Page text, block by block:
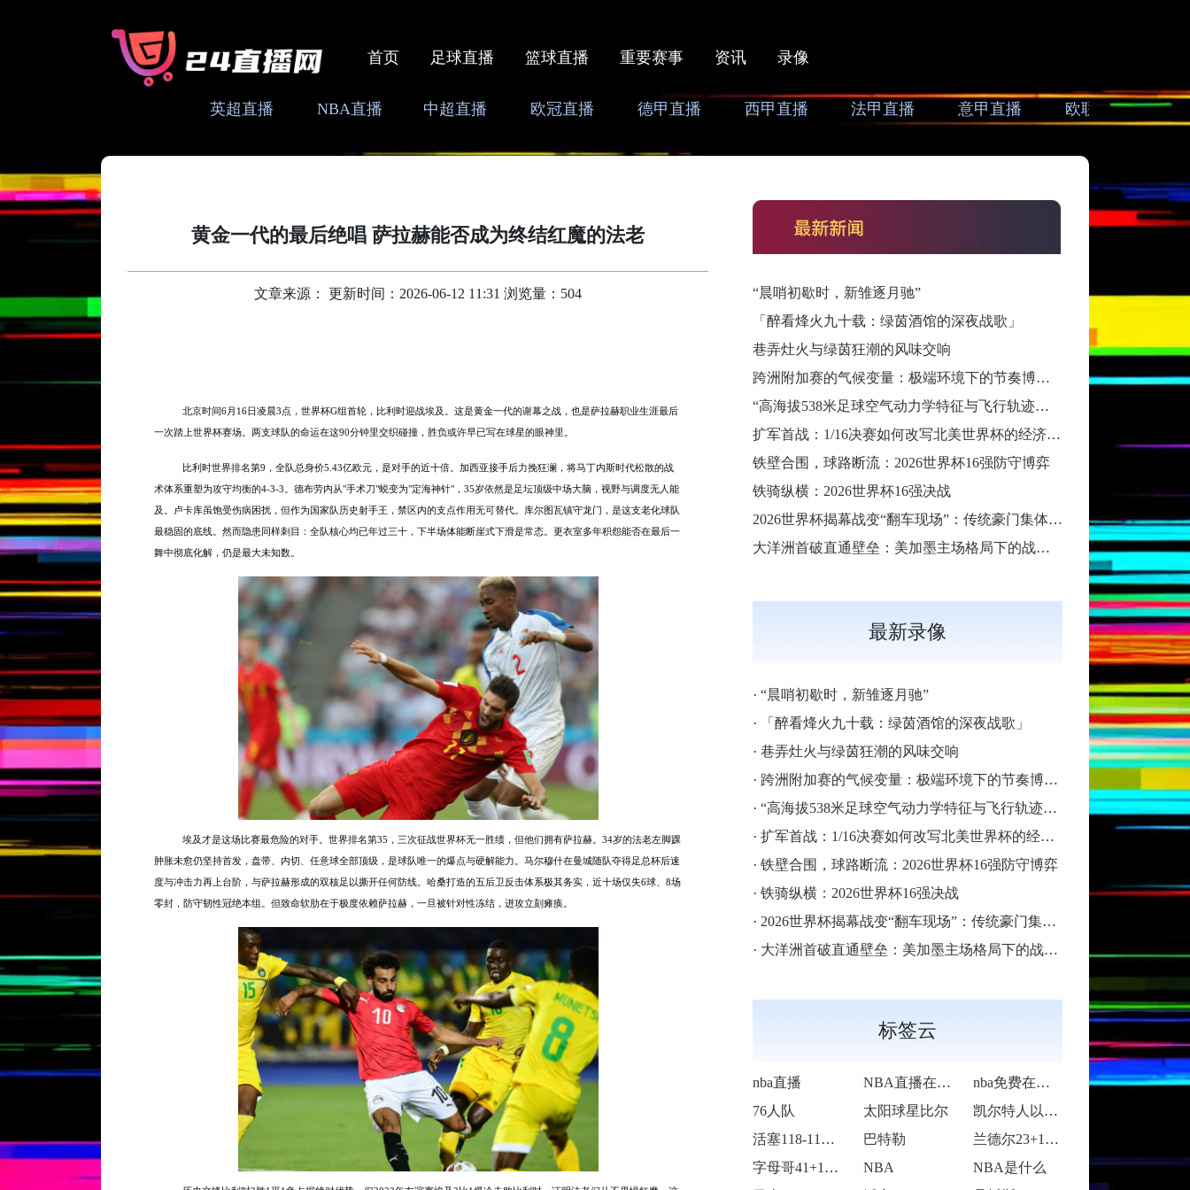
首页 足球直播 篮球直播 重要赛事 资讯 录像
英超直播 NBA直播 中超直播 欧冠直播 德甲直播 西甲直播 法甲直播 意甲直播 欧联直播
黄金一代的最后绝唱 萨拉赫能否成为终结红魔的法老
文章来源： 更新时间：2026-06-12 11:31 浏览量：504
北京时间6月16日凌晨3点，世界杯G组首轮，比利时迎战埃及。这是黄金一代的谢幕之战，也是萨拉赫职业生涯最后
一次踏上世界杯赛场。两支球队的命运在这90分钟里交织碰撞，胜负或许早已写在球星的眼神里。
比利时世界排名第9，全队总身价5.43亿欧元，是对手的近十倍。加西亚接手后力挽狂澜，将马丁内斯时代松散的战
术体系重塑为攻守均衡的4-3-3。德布劳内从"手术刀"蜕变为"定海神针"，35岁依然是足坛顶级中场大脑，视野与调度无人能
及。卢卡库虽饱受伤病困扰，但作为国家队历史射手王，禁区内的支点作用无可替代。库尔图瓦镇守龙门，是这支老化球队
最稳固的底线。然而隐患同样刺目：全队核心均已年过三十，下半场体能断崖式下滑是常态。更衣室多年积怨能否在最后一
舞中彻底化解，仍是最大未知数。
埃及才是这场比赛最危险的对手。世界排名第35，三次征战世界杯无一胜绩，但他们拥有萨拉赫。34岁的法老左脚踝
肿胀未愈仍坚持首发，盘带、内切、任意球全部顶级，是球队唯一的爆点与硬解能力。马尔穆什在曼城随队夺得足总杯后速
度与冲击力再上台阶，与萨拉赫形成的双核足以撕开任何防线。哈桑打造的五后卫反击体系极其务实，近十场仅失6球、8场
零封，防守韧性冠绝本组。但致命软肋在于极度依赖萨拉赫，一旦被针对性冻结，进攻立刻瘫痪。
“晨哨初歇时，新雏逐月驰”
「醉看烽火九十载：绿茵酒馆的深夜战歌」
巷弄灶火与绿茵狂潮的风味交响
跨洲附加赛的气候变量：极端环境下的节奏博弈与战术自适应
“高海拔538米足球空气动力学特征与飞行轨迹调控机制——以2026世界杯BBVA球场为实证场景”
扩军首战：1/16决赛如何改写北美世界杯的经济版图
铁壁合围，球路断流：2026世界杯16强防守博弈
铁骑纵横：2026世界杯16强决战
2026世界杯揭幕战变“翻车现场”：传统豪门集体遇险
大洋洲首破直通壁垒：美加墨主场格局下的战术体系重构
最新录像
· “晨哨初歇时，新雏逐月驰”
·
「醉看烽火九十载：绿茵酒馆的深夜战歌」
· 巷弄灶火与绿茵狂潮的风味交响
· 跨洲附加赛的气候变量：极端环境下的节奏博弈与战术自适应
· “高海拔538米足球空气动力学特征与飞行轨迹调控机制——以2026世界杯BBVA球场为实证场景”
· 扩军首战：1/16决赛如何改写北美世界杯的经济版图
· 铁壁合围，球路断流：2026世界杯16强防守博弈
· 铁骑纵横：2026世界杯16强决战
· 2026世界杯揭幕战变“翻车现场”：传统豪门集体遇险
· 大洋洲首破直通壁垒：美加墨主场格局下的战术体系重构
标签云
nba直播 NBA直播在线观看
nba免费在线高清直播
76人队
太阳球星比尔
凯尔特人以92-105不敌雷霆
活塞118-115逆转险胜开拓者
巴特勒
兰德尔23+10爱德华兹19中5 森林狼
字母哥41+14班凯罗复出34+7 雄鹿
NBA
NBA是什么